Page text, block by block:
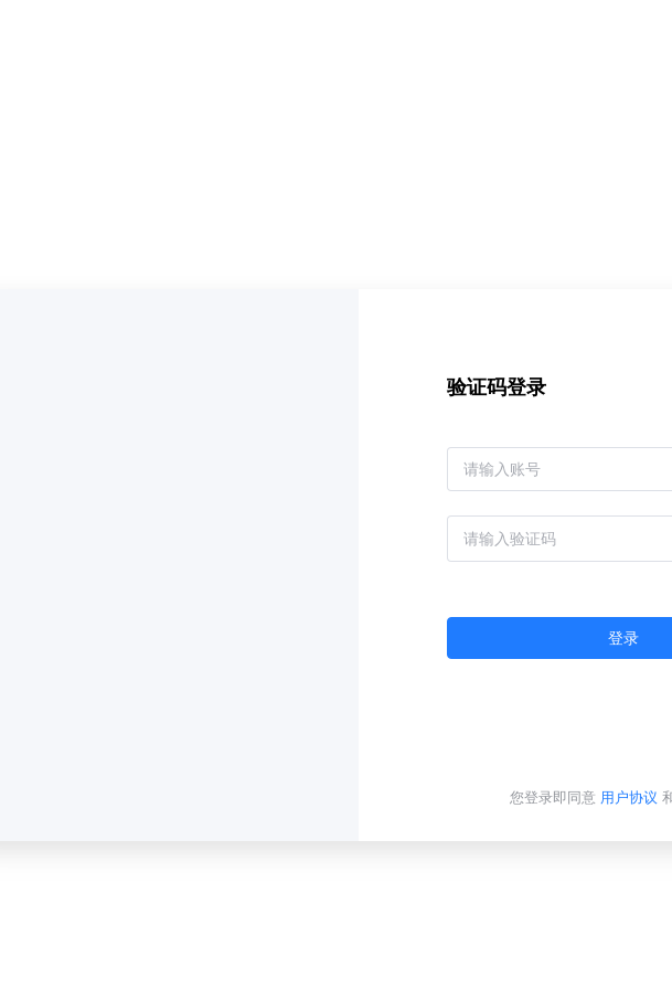
验证码登录
登录
您登录即同意 用户协议